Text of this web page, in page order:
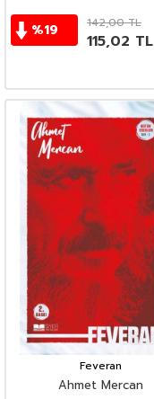
%19 142,00TL
115,02 TL
Feveran
Ahmet Mercan